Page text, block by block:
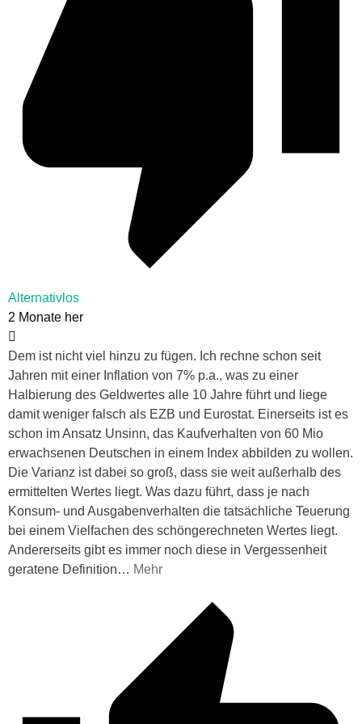
Alternativlos
2 Monate her
Dem ist nicht viel hinzu zu fügen. Ich rechne schon seit
Jahren mit einer Inflation von 7% p.a., was zu einer
Halbierung des Geldwertes alle 10 Jahre führt und liege
damit weniger falsch als EZB und Eurostat. Einerseits ist es
schon im Ansatz Unsinn, das Kaufverhalten von 60 Mio
erwachsenen Deutschen in einem Index abbilden zu wollen.
Die Varianz ist dabei so groß, dass sie weit außerhalb des
ermittelten Wertes liegt. Was dazu führt, dass je nach
Konsum- und Ausgabenverhalten die tatsächliche Teuerung
bei einem Vielfachen des schöngerechneten Wertes liegt.
Andererseits gibt es immer noch diese in Vergessenheit
geratene Definition… Mehr